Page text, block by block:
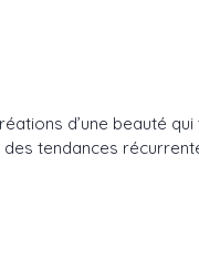
d’une beauté
tendances